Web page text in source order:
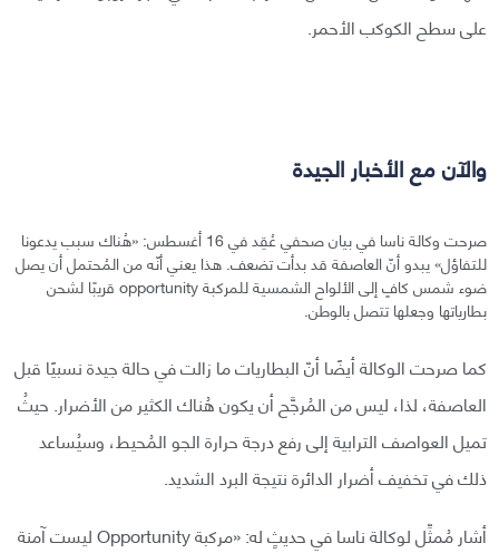
على سطح الكوكب الأحمر.
والآن مع الأخبار الجيدة
صرحت وكالة ناسا في بيان صحفي عُقِد في 16 أغسطس: «هُناك سبب يدعونا
للتفاؤل» يبدو أنّ العاصفة قد بدأت تضعف. هذا يعني أنّه من المُحتمل أن يصل
ضوء شمس كافٍ إلى الألواح الشمسية للمركبة opportunity قريبًا لشحن
بطارياتها وجعلها تتصل بالوطن.
كما صرحت الوكالة أيضًا أنّ البطاريات ما زالت في حالة جيدة نسبيًا قبل
العاصفة، لذا، ليس من المُرجَّح أن يكون هُناك الكثير من الأضرار. حيثُ
تميل العواصف الترابية إلى رفع درجة حرارة الجو المُحيط، وسيُساعد
ذلك في تخفيف أضرار الدائرة نتيجة البرد الشديد.
أشار مُمثِّل لوكالة ناسا في حديثٍ له: «مركبة Opportunity ليست آمنة